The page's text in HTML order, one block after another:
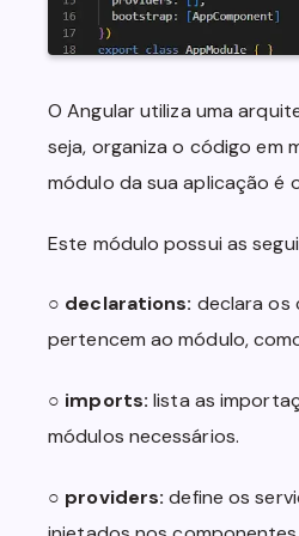
}
.container {
  height: 80vh;
  background-color: var(--blue-2);
  border-radius: 20px;
  box-shadow: 10px 10px 10px var(--shadow-
}
.upper-data {
  overflow: hidden;
  height: 50%;
  border-top-right-radius: 20px;
O Angular utiliza uma
seja, organiza o código em
módulo da sua aplicação é
Este módulo possui as
○ declarations: declara os
pertencem ao módulo,
○ imports: lista as
módulos necessários.
○ providers: define os